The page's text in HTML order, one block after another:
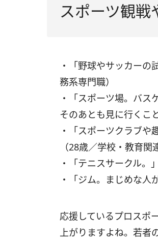
スポーツ観戦
・「野球やサッカーの
務系専門職）
・「スポーツ場。バス
そのあとも見に行くこ
・「スポーツクラブや
（28歳／学校・教育関
・「テニスサークル。
・「ジム。まじめな人
応援しているプロスポ
上がりますよね。若者